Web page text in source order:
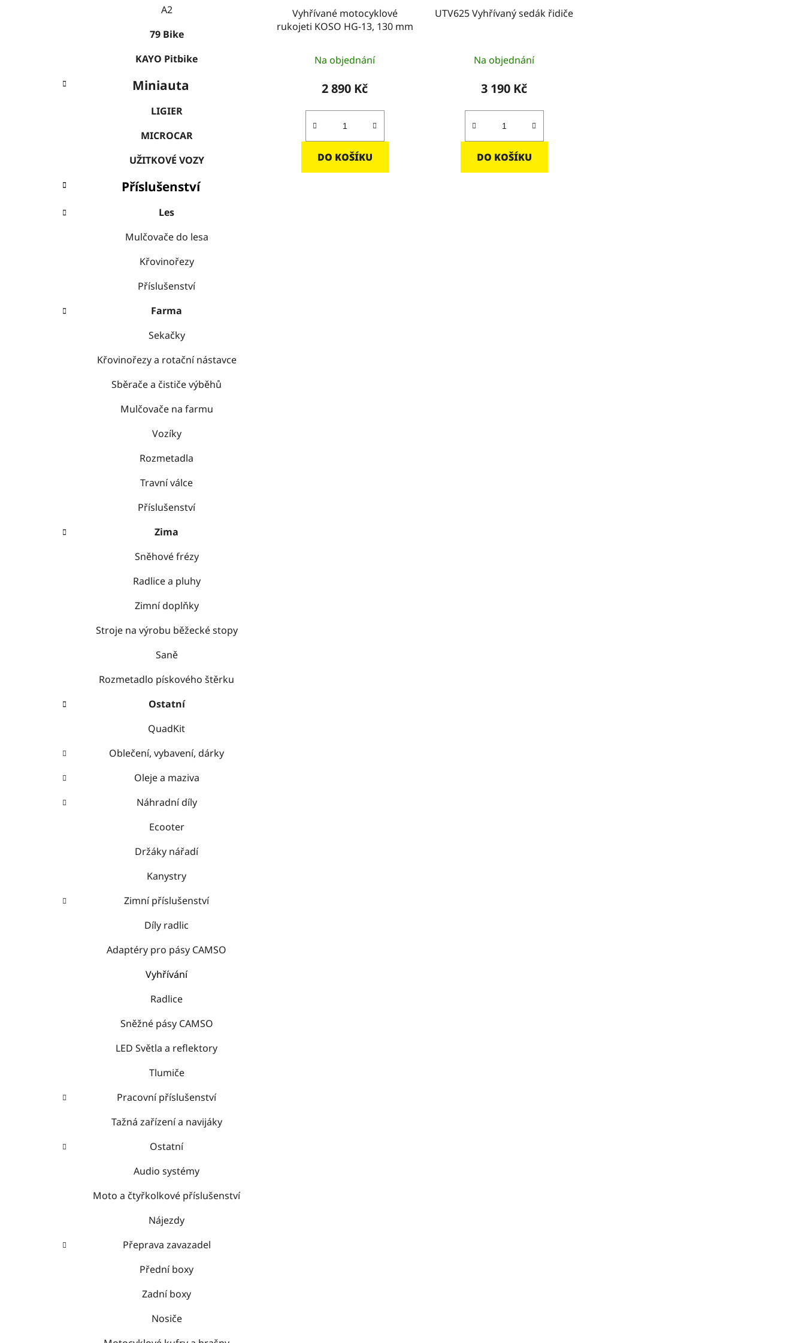
A2
79 Bike
KAYO Pitbike
Miniauta
LIGIER
MICROCAR
UŽITKOVÉ VOZY
Příslušenství
Les
Mulčovače do lesa
Křovinořezy
Příslušenství
Farma
Sekačky
Křovinořezy a rotační nástavce
Sběrače a čističe výběhů
Mulčovače na farmu
Vozíky
Rozmetadla
Travní válce
Příslušenství
Zima
Sněhové frézy
Radlice a pluhy
Zimní doplňky
Stroje na výrobu běžecké stopy
Saně
Rozmetadlo pískového štěrku
Ostatní
QuadKit
Oblečení, vybavení, dárky
Oleje a maziva
Náhradní díly
Ecooter
Držáky nářadí
Kanystry
Zimní příslušenství
Díly radlic
Adaptéry pro pásy CAMSO
Vyhřívání
Radlice
Sněžné pásy CAMSO
LED Světla a reflektory
Tlumiče
Pracovní příslušenství
Tažná zařízení a navijáky
Ostatní
Audio systémy
Moto a čtyřkolkové příslušenství
Nájezdy
Přeprava zavazadel
Přední boxy
Zadní boxy
Nosiče
Vyhřívané motocyklové
rukojeti KOSO HG-13, 130 mm
Na objednání
2 890 Kč
DO KOŠÍKU
UTV625 Vyhřívaný sedák řidiče
Na objednání
3 190 Kč
DO KOŠÍKU